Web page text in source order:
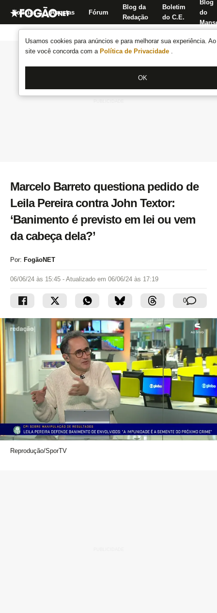
Usamos cookies para anúncios e para melhorar sua experiência.
site você concorda com a Política de Privacidade .
OK
Notícias Apostas Fórum
Blog da
Redação
Boletim
do C.E.
Blog
do
Marcelo Barreto questiona pedido de
Leila Pereira contra John Textor:
‘Banimento é previsto em lei ou vem
da cabeça dela?’
Por: FogãoNET
06/06/24 às 15:45 - Atualizado em 06/06/24 às 17:19
0
Reprodução/SporTV